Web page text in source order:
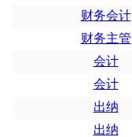
财务会计
财务主管
会计
会计
出纳
出纳